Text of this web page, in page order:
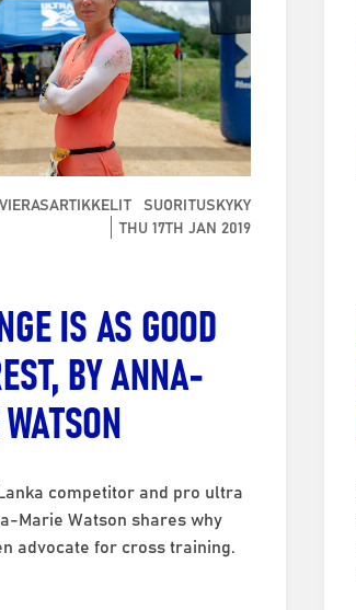
VIERASARTIKKELIT SUORITUSKYKY
THU 17TH JAN 2019
IS AS GOOD
BY ANNA-
competitor and pro ultra
Marie Watson shares why
advocate for cross training.